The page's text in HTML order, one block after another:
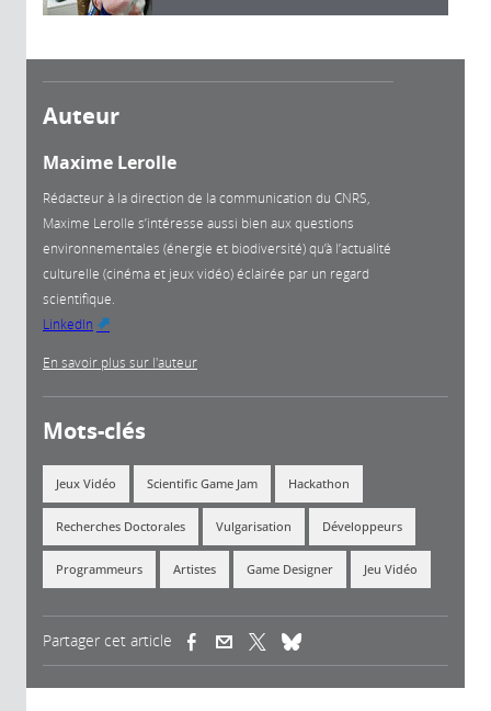
Auteur
Maxime Lerolle
Rédacteur à la direction de la communication du CNRS,
Maxime Lerolle s’intéresse aussi bien aux questions
environnementales (énergie et biodiversité) qu’à l’actualité
culturelle (cinéma et jeux vidéo) éclairée par un regard
scientifique.
LinkedIn
En savoir plus sur l'auteur
Mots-clés
Jeux Vidéo Scientific Game Jam Hackathon
Recherches Doctorales Vulgarisation Développeurs
Programmeurs Artistes Game Designer Jeu Vidéo
Partager cet article (link is external)(link is external)